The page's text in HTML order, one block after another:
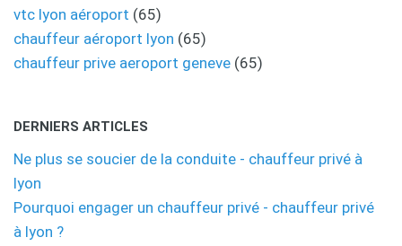
vtc lyon aéroport (65)
chauffeur aéroport lyon (65)
chauffeur prive aeroport geneve (65)
DERNIERS ARTICLES
Ne plus se soucier de la conduite - chauffeur privé à
lyon
Pourquoi engager un chauffeur privé - chauffeur privé
à lyon ?